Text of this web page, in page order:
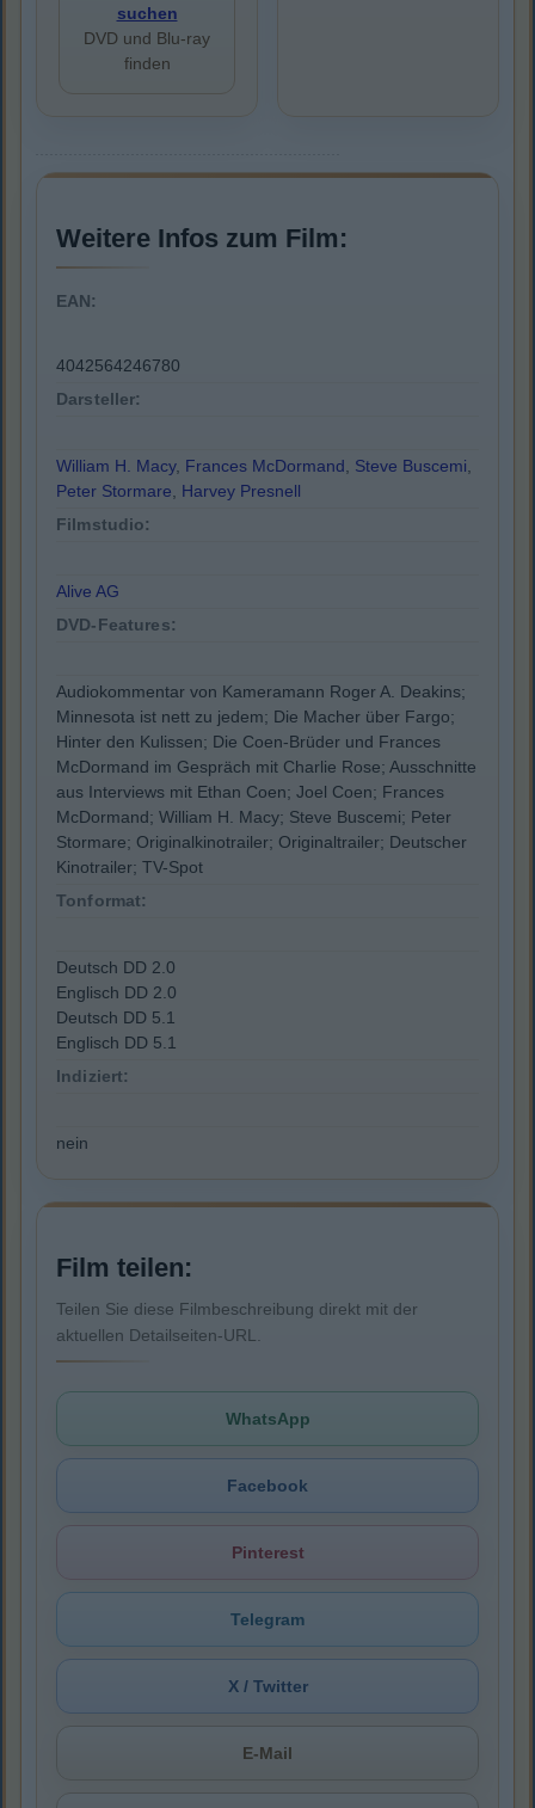
suchen
DVD und Blu-ray
finden
Weitere Infos zum Film:
EAN:
4042564246780
Darsteller:
William H. Macy, Frances McDormand, Steve Buscemi,
Peter Stormare, Harvey Presnell
Filmstudio:
Alive AG
DVD-Features:
Audiokommentar von Kameramann Roger A. Deakins;
Minnesota ist nett zu jedem; Die Macher über Fargo;
Hinter den Kulissen; Die Coen-Brüder und Frances
McDormand im Gespräch mit Charlie Rose; Ausschnitte
aus Interviews mit Ethan Coen; Joel Coen; Frances
McDormand; William H. Macy; Steve Buscemi; Peter
Stormare; Originalkinotrailer; Originaltrailer; Deutscher
Kinotrailer; TV-Spot
Tonformat:
Deutsch DD 2.0
Englisch DD 2.0
Deutsch DD 5.1
Englisch DD 5.1
Indiziert:
nein
Film teilen:
Teilen Sie diese Filmbeschreibung direkt mit der
aktuellen Detailseiten-URL.
WhatsApp
Facebook
Pinterest
Telegram
X / Twitter
E-Mail